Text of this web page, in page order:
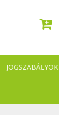
JOGSZABÁLYOK